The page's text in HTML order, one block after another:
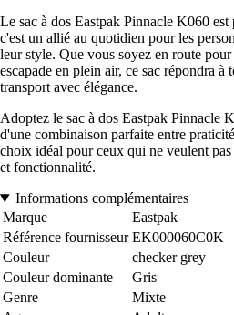
Le sac à dos Eastpak Pinnacle K060
c'est un allié au quotidien pour les
leur style. Que vous soyez en route
escapade en plein air, ce sac répondra à
transport avec élégance.
Adoptez le sac à dos Eastpak Pinnacle
d'une combinaison parfaite entre
choix idéal pour ceux qui ne veulent
et fonctionnalité.
Informations complémentaires
Marque
Eastpak
Référence fournisseur EK000060C0K
Couleur
checker grey
Couleur dominante
Gris
Genre
Mixte